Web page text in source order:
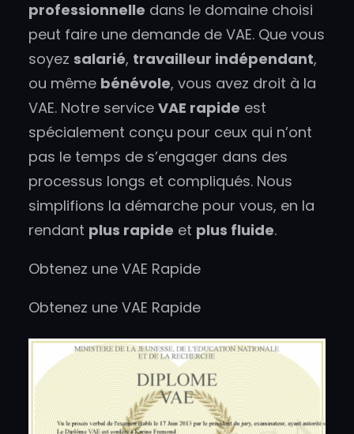
professionnelle dans le domaine choisi
peut faire une demande de VAE. Que vous
soyez salarié, travailleur indépendant,
ou même bénévole, vous avez droit à la
VAE. Notre service VAE rapide est
spécialement conçu pour ceux qui n’ont
pas le temps de s’engager dans des
processus longs et compliqués. Nous
simplifions la démarche pour vous, en la
rendant plus rapide et plus fluide.
Obtenez une VAE Rapide
Obtenez une VAE Rapide